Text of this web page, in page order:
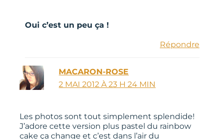
Oui c’est un peu ça !
Répondre
MACARON-ROSE
2 MAI 2012 À 23 H 24 MIN
Les photos sont tout simplement splendide!
J’adore cette version plus pastel du rainbow
cake ça change et c’est dans l’air du